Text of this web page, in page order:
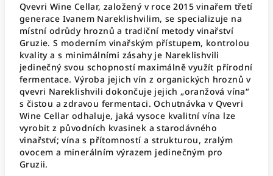
Qvevri Wine Cellar, založený v roce 2015 vinařem třetí
generace Ivanem Nareklishvilim, se specializuje na
místní odrůdy hroznů a tradiční metody vinařství
Gruzie. S moderním vinařským přístupem, kontrolou
kvality a s minimálními zásahy je Nareklishvili
jedinečný svou schopností maximálně využít přírodní
fermentace. Výroba jejich vín z organických hroznů v
qvevri Nareklishvili dokončuje jejich „oranžová vína“
s čistou a zdravou fermentaci. Ochutnávka v Qvevri
Wine Cellar odhaluje, jaká vysoce kvalitní vína lze
vyrobit z původních kvasinek a starodávného
vinařství; vína s přítomností a strukturou, zralým
ovocem a minerálním výrazem jedinečným pro
Gruzii.